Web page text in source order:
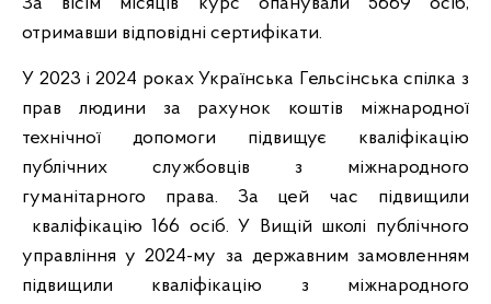
отримавши відповідні сертифікати.
У 2023 і 2024 роках Українська Гельсінська спілка з
прав людини за рахунок коштів міжнародної
технічної допомоги підвищує кваліфікацію
публічних службовців з міжнародного
гуманітарного права. За цей час підвищили
кваліфікацію 166 осіб. У Вищій школі публічного
управління у 2024-му за державним замовленням
підвищили кваліфікацію з міжнародного